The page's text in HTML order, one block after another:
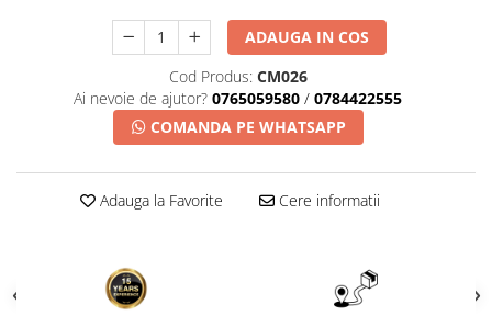
ADAUGA IN COS
Cod Produs: CM026
Ai nevoie de ajutor? 0765059580 / 0784422555
COMANDA PE WHATSAPP
Adauga la Favorite Cere informatii